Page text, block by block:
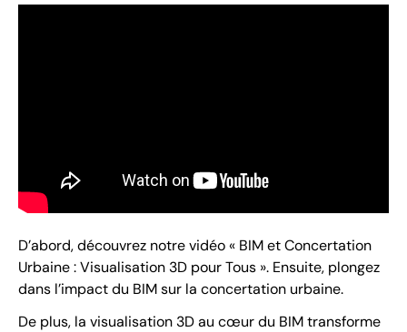
D’abord, découvrez notre vidéo « BIM et Concertation
Urbaine : Visualisation 3D pour Tous ». Ensuite, plongez
dans l’impact du BIM sur la concertation urbaine.
De plus, la visualisation 3D au cœur du BIM transforme